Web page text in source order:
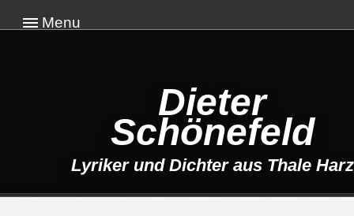
Menu
Dieter
Schönefeld
Lyriker und Dichter aus Thale Harz